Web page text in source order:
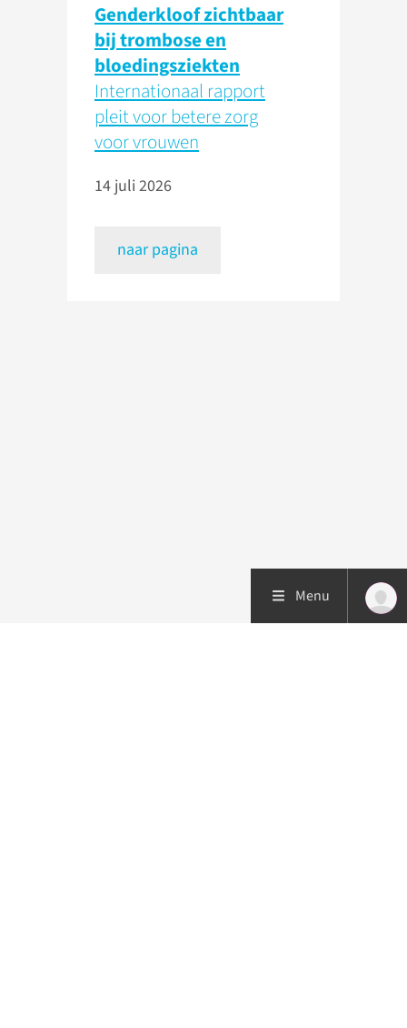
Genderkloof zichtbaar
bij trombose en
bloedingsziekten
Internationaal rapport
pleit voor betere zorg
voor vrouwen
14 juli 2026
naar pagina
Menu